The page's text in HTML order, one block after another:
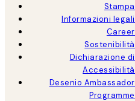
Stampa
Informazioni legali
Career
Sostenibilità
Dichiarazione di
Accessibilità
Desenio Ambassador
Programme